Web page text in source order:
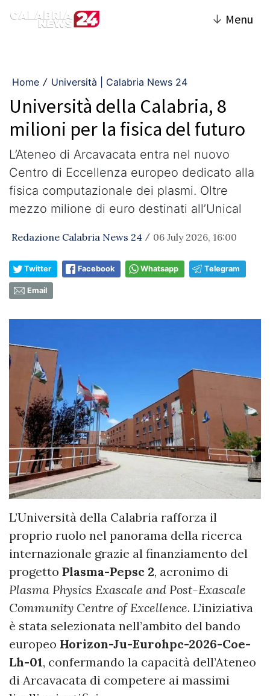
↓ Menu
Home / Università | Calabria News 24
Università della Calabria, 8
milioni per la fisica del futuro
L’Ateneo di Arcavacata entra nel nuovo
Centro di Eccellenza europeo dedicato alla
fisica computazionale dei plasmi. Oltre
mezzo milione di euro destinati all’Unical
Redazione Calabria News 24 / 06 July 2026, 16:00
Twitter Facebook Whatsapp Telegram
Email
L’Università della Calabria rafforza il
proprio ruolo nel panorama della ricerca
internazionale grazie al finanziamento del
progetto Plasma-Pepsc 2, acronimo di
Plasma Physics Exascale and Post-Exascale
Community Centre of Excellence. L’iniziativa
è stata selezionata nell’ambito del bando
europeo Horizon-Ju-Eurohpc-2026-Coe-
Lh-01, confermando la capacità dell’Ateneo
di Arcavacata di competere ai massimi